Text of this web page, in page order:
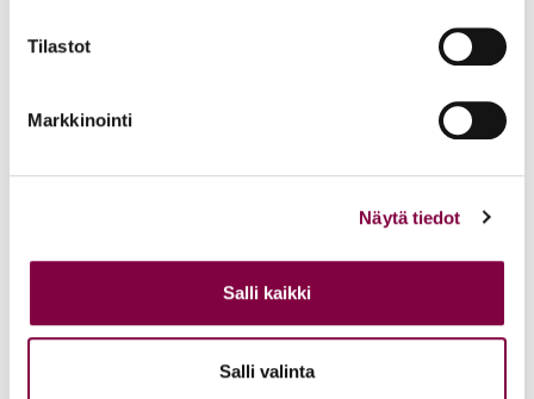
Tilastot
Markkinointi
Näytä tiedot
Salli kaikki
Salli valinta
Strategia
Oikeusguru-kilpailu
Oikeusgurun säännöt
Akavan jäsenliitto
Liiton tunnustukset